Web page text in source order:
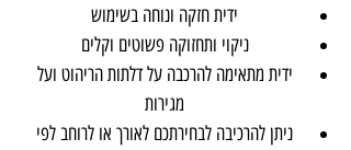
ידית חזקה ונוחה בשימוש
ניקוי ותחזוקה פשוטים וקלים
ידית מתאימה להרכבה על דלתות הריהוט ועל
מגירות
ניתן להרכיבה לבחירתכם לאורך או לרוחב לפי